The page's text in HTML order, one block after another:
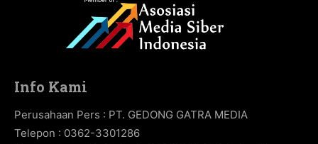
Info Kami
Perusahaan Pers : PT. GEDONG GATRA MEDIA
Telepon : 0362-3301286